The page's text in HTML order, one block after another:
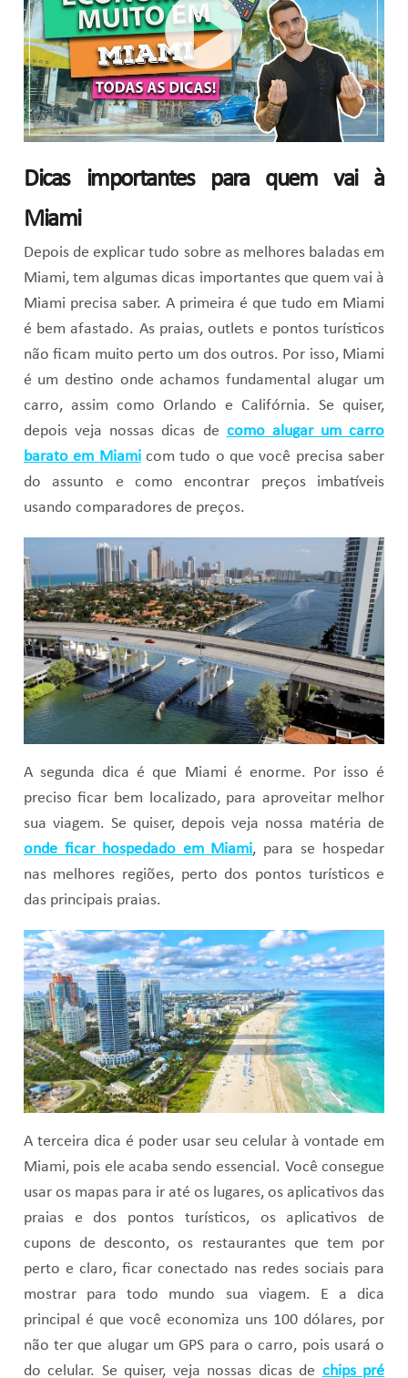
Dicas importantes para quem vai à
Miami
Depois de explicar tudo sobre as melhores baladas em
Miami, tem algumas dicas importantes que quem vai à
Miami precisa saber. A primeira é que tudo em Miami
é bem afastado. As praias, outlets e pontos turísticos
não ficam muito perto um dos outros. Por isso, Miami
é um destino onde achamos fundamental alugar um
carro, assim como Orlando e Califórnia. Se quiser,
depois veja nossas dicas de como alugar um carro
barato em Miamicom tudo o que você precisa saber
do assunto e como encontrar preços imbatíveis
usando comparadores de preços.
A segunda dica é que Miami é enorme. Por isso é
preciso ficar bem localizado, para aproveitar melhor
sua viagem. Se quiser, depois veja nossa matéria de
onde ficar hospedado em Miami, para se hospedar
nas melhores regiões, perto dos pontos turísticos e
das principais praias.
A terceira dica é poder usar seu celular à vontade em
Miami, pois ele acaba sendo essencial. Você consegue
usar os mapas para ir até os lugares, os aplicativos das
praias e dos pontos turísticos, os aplicativos de
cupons de desconto, os restaurantes que tem por
perto e claro, ficar conectado nas redes sociais para
mostrar para todo mundo sua viagem. E a dica
principal é que você economiza uns 100 dólares, por
não ter que alugar um GPS para o carro, pois usará o
do celular. Se quiser, veja nossas dicas de chips pré